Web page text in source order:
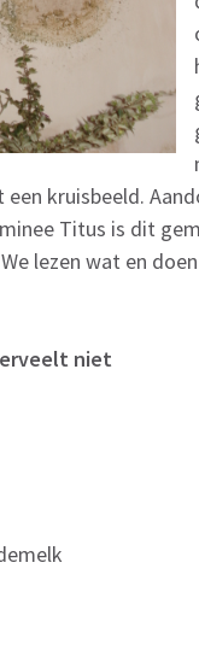
een kruisbeeld.
Titus is dit
lezen wat en
niet